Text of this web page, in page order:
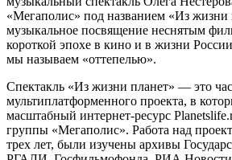
«Мегаполис» под названием «Из
музыкальное посвящение неснятым
короткой эпохе в кино и в жизни
мы называем «оттепелью».
Спектакль «Из жизни планет» — это
мультиплатформенного проекта, в
масштабный интернет-ресурс
группы «Мегаполис». Работа над
трех лет, были изучены архивы